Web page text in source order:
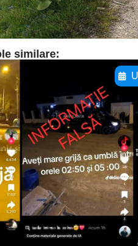
similare:
aici
pentru
pentru
pentru